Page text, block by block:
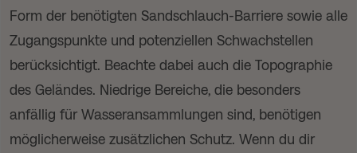
Form der benötigten Sandschlauch-Barriere sowie alle
Zugangspunkte und potenziellen Schwachstellen
berücksichtigt. Beachte dabei auch die Topographie
des Geländes. Niedrige Bereiche, die besonders
anfällig für Wasseransammlungen sind, benötigen
möglicherweise zusätzlichen Schutz. Wenn du dir